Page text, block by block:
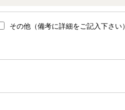
その他（備考に詳細をご記入下さい）